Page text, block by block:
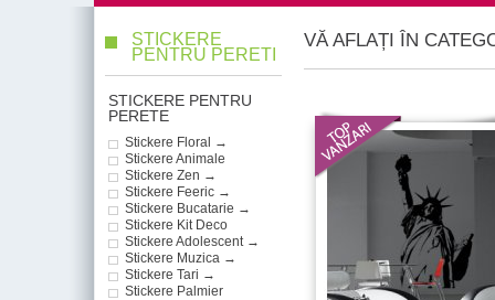
STICKERE
PENTRU PERETI
STICKERE PENTRU
PERETE
Stickere Floral →
Stickere Animale
Stickere Zen →
Stickere Feeric →
Stickere Bucatarie →
Stickere Kit Deco
Stickere Adolescent →
Stickere Muzica →
Stickere Tari →
Stickere Palmier
VĂ AFLAȚI ÎN